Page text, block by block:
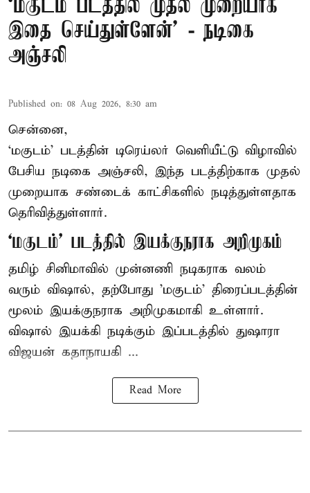
‘மகுடம் படத்தில் முதல் முறையாக
இதை செய்துள்ளேன்’ - நடிகை
அஞ்சலி
Published on: 08 Aug 2026, 8:30 am
சென்னை,
‘மகுடம்’ படத்தின் டிரெய்லர் வெளியீட்டு விழாவில்
பேசிய நடிகை அஞ்சலி, இந்த படத்திற்காக முதல்
முறையாக சண்டைக் காட்சிகளில் நடித்துள்ளதாக
தெரிவித்துள்ளார்.
‘மகுடம்’ படத்தில் இயக்குநராக அறிமுகம்
தமிழ் சினிமாவில் முன்னணி நடிகராக வலம்
வரும் விஷால், தற்போது 'மகுடம்' திரைப்படத்தின்
மூலம் இயக்குநராக அறிமுகமாகி உள்ளார்.
விஷால் இயக்கி நடிக்கும் இப்படத்தில் துஷாரா
விஜயன் கதாநாயகி ...
Read More